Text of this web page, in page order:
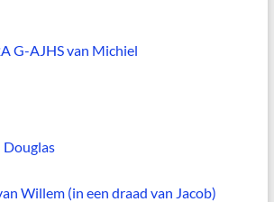
G-AJHS van Michiel
Douglas
Willem (in een draad van Jacob)